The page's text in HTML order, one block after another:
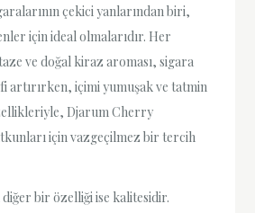
çekici yanlarından biri,
için ideal olmalarıdır. Her
ve doğal kiraz aroması, sigara
artırırken, içimi yumuşak ve tatmin
Djarum Cherry
için vazgeçilmez bir tercih
bir özelliği ise kalitesidir.